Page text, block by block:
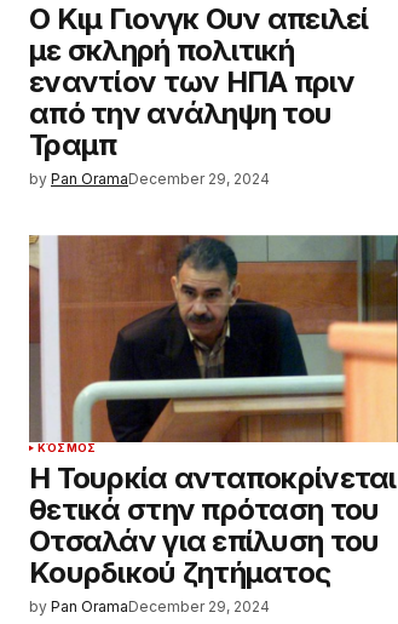
Ο Κιμ Γιονγκ Ουν απειλεί
με σκληρή πολιτική
εναντίον των ΗΠΑ πριν
από την ανάληψη του
Τραμπ
by Pan OramaDecember 29, 2024
ΚΌΣΜΟΣ
Η Τουρκία ανταποκρίνεται
θετικά στην πρόταση του
Οτσαλάν για επίλυση του
Κουρδικού ζητήματος
by Pan OramaDecember 29, 2024